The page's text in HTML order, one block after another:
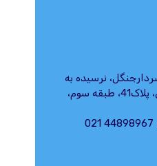
نرسيده به
چهارراه مخبری، نبش کوچه کاظمی، پلاک41، طبقه سوم،